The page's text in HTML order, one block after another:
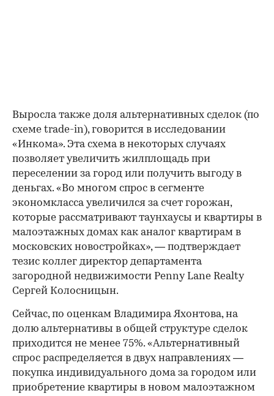
Выросла также доля альтернативных сделок (по
схеме trade-in), говорится в исследовании
«Инкома». Эта схема в некоторых случаях
позволяет увеличить жилплощадь при
переселении за город или получить выгоду в
деньгах. «Во многом спрос в сегменте
экономкласса увеличился за счет горожан,
которые рассматривают таунхаусы и квартиры в
малоэтажных домах как аналог квартирам в
московских новостройках», — подтверждает
тезис коллег директор департамента
загородной недвижимости Penny Lane Realty
Сергей Колосницын.
Сейчас, по оценкам Владимира Яхонтова, на
долю альтернативы в общей структуре сделок
приходится не менее 75%. «Альтернативный
спрос распределяется в двух направлениях —
покупка индивидуального дома за городом или
приобретение квартиры в новом малоэтажном